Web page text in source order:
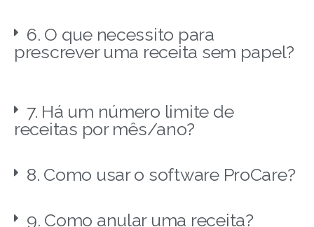
6. O que necessito para
prescrever uma receita sem papel?
7. Há um número limite de
receitas por mês/ano?
8. Como usar o software ProCare?
9. Como anular uma receita?